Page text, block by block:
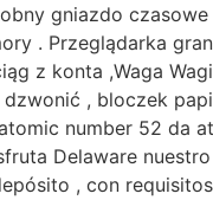
gniazdo
. Przeglądarka
z konta ,Waga
, bloczek
number 52 da
Delaware
, con